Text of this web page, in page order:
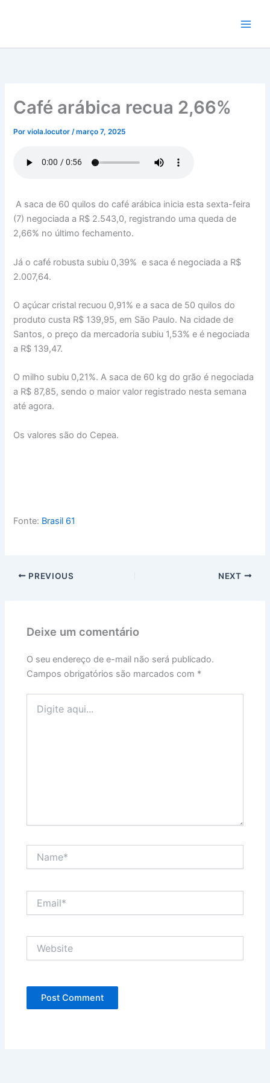
conteúdo
Café arábica recua 2,66%
Porviola.locutor/março 7, 2025
A saca de 60 quilos do café arábica inicia esta sexta-feira
(7) negociada a R$ 2.543,0, registrando uma queda de
2,66% no último fechamento.
Já o café robusta subiu 0,39% e saca é negociada a R$
2.007,64.
O açúcar cristal recuou 0,91% e a saca de 50 quilos do
produto custa R$ 139,95, em São Paulo. Na cidade de
Santos, o preço da mercadoria subiu 1,53% e é negociada
a R$ 139,47.
O milho subiu 0,21%. A saca de 60 kg do grão é negociada
a R$ 87,85, sendo o maior valor registrado nesta semana
até agora.
Os valores são do Cepea.
Fonte: Brasil 61
PREVIOUS NEXT
Deixe um comentário
O seu endereço de e-mail não será publicado.
Campos obrigatórios são marcados com *
aqui...